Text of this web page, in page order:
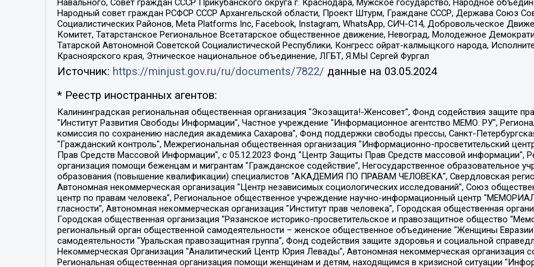
Навального, Совет граждан СССР Прикубанского округа г. Краснодара, Мужское государство, Народное
Народный совет граждан РСФСР СССР Архангельской области, Проект Штурм, Граждане СССР, Держава Союз
Социалистических Районов, Meta Platforms Inc, Facebook, Instagram, WhatsApp, СИЧ-С14, Добровольческое
Комитет, Татарстанское Региональное Всетатарское общественное движение, Невоград, Молодежное
Татарской Автономной Советской Социалистической Республики, Конгресс ойрат-калмыцкого народа,
Красноярского края, Этническое национальное объединение, ЛГБТ, Я.МЫ Сергей Фургал
Источник: https://minjust.gov.ru/ru/documents/7822/ данные на 03.05.2024
* Реестр иностранных агентов:
Калининградская региональная общественная организация "Экозащита!-Женсовет", Фонд содействия защите прав и свобод граждан "Общественный вердикт", Фонд "Институт Развития Свободы Информации", Частное учреждение "Информационное агентство МЕМО. РУ", Региональная общественная организация "Общественная комиссия по сохранению наследия академика Сахарова", Фонд поддержки свободы прессы, Санкт-Петербургская общественная правозащитная организация "Гражданский контроль", Межрегиональная общественная организация "Информационно-просветительский центр "Мемориал", Региональный Фонд "Центр Защиты Прав Средств Массовой Информации", с 05.12.2023 Фонд "Центр Защиты Прав Средств массовой информации", Региональная общественная благотворительная организация помощи беженцам и мигрантам "Гражданское содействие", Негосударственное образовательное учреждение дополнительного профессионального образования (повышение квалификации) специалистов "АКАДЕМИЯ ПО ПРАВАМ ЧЕЛОВЕКА", Свердловская региональная общественная организация "Сутяжник", Автономная некоммерческая организация "Центр независимых социологических исследований", Союз общественных объединений "Российский исследовательский центр по правам человека", Региональное общественное учреждение научно-информационный центр "МЕМОРИАЛ", Некоммерческая организация "Фонд защиты гласности", Автономная некоммерческая организация "Институт прав человека", Городская общественная организация "Екатеринбургское общество "МЕМОРИАЛ", Городская общественная организация "Рязанское историко-просветительское и правозащитное общество "Мемориал" (Рязанский Мемориал), Челябинский региональный орган общественной самодеятельности – женское общественное объединение "Женщины Евразии", Челябинский региональный орган общественной самодеятельности "Уральская правозащитная группа", Фонд содействия защите здоровья и социальной справедливости имени Андрея Рылькова, Автономная Некоммерческая Организация "Аналитический Центр Юрия Левады", Автономная некоммерческая организация социальной поддержки населения "Проект Апрель", Региональная общественная организация помощи женщинам и детям, находящимся в кризисной ситуации "Информационно-методический центр "Анна", Фонд содействия развитию массовых коммуникаций и правовому просвещению "Так-так-Так", Фонд содействия устойчивому развитию "Серебряная тайга", Свердловский региональный общественный фонд социальных проектов "Новое время", "Idel.Реалии", Кавказ.Реалии, Крым.Реалии, Телеканал Настоящее Время, Татаро-башкирская служба Радио Свобода (Azatliq Radiosi), Радио Свободная Европа/Радио Свобода (PCE/PC), "Сибирь.Реалии", "Фактограф", Благотворительный фонд помощи осужденным и их семьям, Автономная некоммерческая организация "Институт глобализации и социальных движений", Фонд "В защиту прав заключенных", Частное учреждение "Центр поддержки и содействия развитию средств массовой информации", Пензенский региональный общественный благотворительный фонд "Гражданский союз", "Север.Реалии", Некоммерческая организация Фонд "Правовая инициатива", Общество с ограниченной ответственностью "Радио Свободная Европа/Радио Свобода", Чешское информационное агентство "MEDIUM-ORIENT", Красноярская региональная общественная организация "Мы против СПИДа", Камалягин Денис Николаевич, Маркелов Сергей Евгеньевич, Пономарев Лев Александрович, Савицкая Людмила Алексеевна, Автономная некоммерческая организация "Центр по работе с проблемой насилия "НАСИЛИЮ.НЕТ", Межрегиональный профессиональный союз работников здравоохранения "Альянс врачей", Юридическое лицо, зарегистрированное в Латвийской Республике, SIA "Medusa Project" (регистрационный номер 40103797863, дата регистрации 10.06.2014), Некоммерческая организация "Фонд по борьбе с коррупцией", Автономная некоммерческая организация "Институт права и публичной политики", Баданин Роман Сергеевич, Гликин Максим Александрович, Железнова Мария Михайловна, Лукьянова Юлия Сергеевна, Маетная Елизавета Витальевна, Маняхин Петр Борисович, Чуракова Ольга Владимировна, Ярош Юлия Петровна, Юридическое лицо "The Insider SIA", зарегистрированное в Риге, Латвийская Республика (дата регистрации 26.06.2015), являющееся администратором доменного имени интернет-издания "The Insider SIA", https://theins.ru, Постернак Алексей Евгеньевич, Рубин Михаил Аркадьевич, Анин Роман Александрович, Юридическое лицо Istories fonds, зарегистрированное в Латвийской Республике (регистрационный номер 50008295751, дата регистрации 24.02.2020), Великовский Дмитрий Александрович, Долинина Ирина Николаевна, Мароховская Алеся Алексеевна, Шлейнов Роман Юрьевич, Шмагун Олеся Валентиновна, Общество с ограниченной ответственностью "Альтаир 2021", Общество с ограниченной ответственностью "Вега 2021", Общество с ограниченной ответственностью "Главный редактор 2021", Общество с ограниченной ответственностью "Ромашки монолит", Важенков Артем Валерьевич, Ивановская областная общественная организация "Центр гендерных исследований", Гурман Юрий Альбертович, Медиапроект "ОВД-Инфо", Егоров Владимир Владимирович, Жилинский Владимир Александрович, Общество с ограниченной ответственностью "ЗП", Иванова София Юрьевна, Карезина Инна Павловна, Кильтау Екатерина Викторовна, Петров Алексей Викторович, Пискунов Сергей Евгеньевич, Смирнов Сергей Сергеевич, Тихонов Михаил Сергеевич, Общество с ограниченной ответственностью "ЖУРНАЛИСТ-ИНОСТРАННЫЙ АГЕНТ", Арапова Галина Юрьевна, Вольтская Татьяна Анатольевна, Американская компания "Mason G.E.S. Anonymous Foundation" (США), являющаяся владельцем интернет-издания https://mnews.world/, Компания "Stichting Bellingcat", зарегистрированная в Нидерландах (дата регистрации 11.07.2018), Захаров Андрей Вячеславович, Клепиковская Екатерина Дмитриевна, Общество с ограниченной ответственностью "МЕМО", Перл Роман Александрович, Симонов Евгений Алексеевич, Соловьева Елена Анатольевна, Сотников Даниил Владимирович, Сурначева Елизавета Дмитриевна, Автономная некоммерческая организация по защите прав человека и информированию населения "Якутия – Наше Мнение", Общество с ограниченной ответственностью "Москоу диджитал медиа", с 26.01.2023 Общество с ограниченной ответственностью "Чайка Белые сады", Ветошкина Валерия Валерьевна, Заговора Максим Александрович, Межрегиональное общественное движение "Российская ЛГБТ - сеть", Оленичев Максим Владимирович, Павлов Иван Юрьевич, Скворцова Елена Сергеевна, Общество с ограниченной ответственностью "Как бы инагент", Кочетков Игорь Викторович, Общество с ограниченной ответственностью "Честные выборы", Еланчик Олег Александрович, Общество с ограниченной ответственностью "Нобелевский призыв", Гималова Регина Эмилевна, Григорьев Андрей Валерьевич, Григорьева Алина Александровна, Ассоциация по содействию защите прав призывников, альтернативнослужащих и военнослужащих "Правозащитная группа